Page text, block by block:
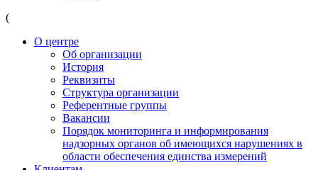
(
О центре
Об организации
История
Реквизиты
Структура организации
Референтные группы
Вакансии
Порядок мониторинга и информирования
надзорных органов об имеющихся нарушениях в
области обеспечения единства измерений